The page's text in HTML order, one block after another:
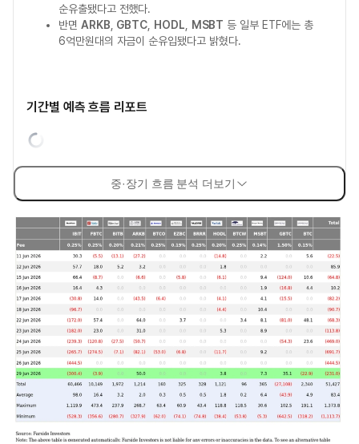
순유출됐다고 전했다.
반면 ARKB GBTC HODL MSBT 등 일부 ETF에는 총
6억만원대의 자금이 순유입됐다고 밝혔다.
기간별 예측 흐름 리포트
중·장기 흐름 분석 더보기